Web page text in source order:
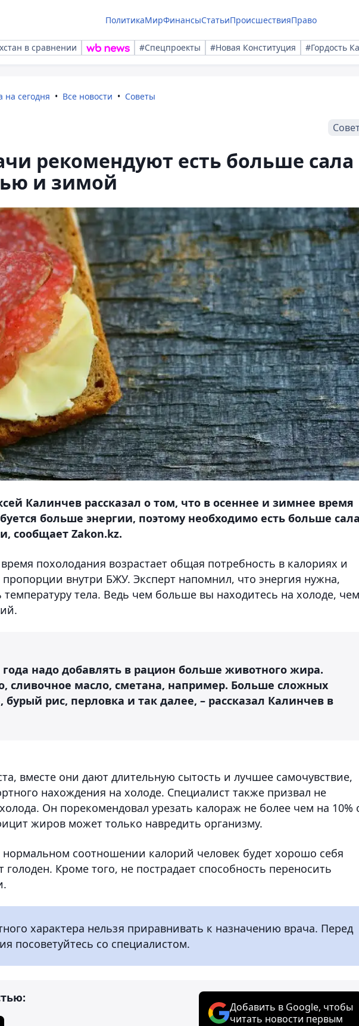
ПолитикаМирФинансыСтатьиПроисшествияПраво
в сравнении #Спецпроекты #Новая Конституция #Гордость
на сегодня Все новости Советы
рекомендуют есть больше сала
и зимой
Калинчев рассказал о том, что в осеннее и зимнее время
больше энергии, поэтому необходимо есть больше
сообщает Zakon.kz.
похолодания возрастает общая потребность в калориях и
пропорции внутри БЖУ. Эксперт напомнил, что энергия нужна,
тела. Ведь чем больше вы находитесь на холоде, чем
надо добавлять в рацион больше животного жира.
сливочное масло, сметана, например. Больше сложных
бурый рис, перловка и так далее, – рассказал Калинчев в
вместе они дают длительную сытость и лучшее самочувствие,
нахождения на холоде. Специалист также призвал не
Он порекомендовал урезать калораж не более чем на 10%
жиров может только навредить организму.
нормальном соотношении калорий человек будет хорошо себя
голоден. Кроме того, не пострадает способность переносить
характера нельзя приравнивать к назначению врача. Перед
посоветуйтесь со специалистом.
Добавить в Google, чтобы
читать новости первым